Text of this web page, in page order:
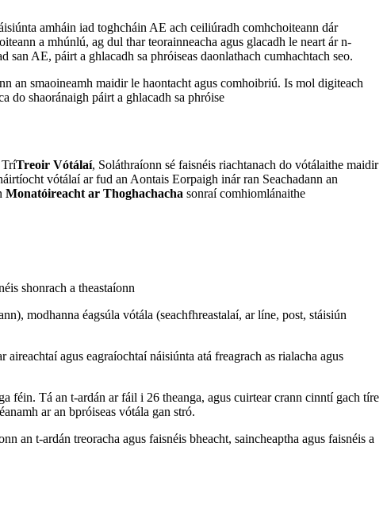
amháin iad toghcháin AE ach ceiliúradh comhchoiteann dár
a mhúnlú, ag dul thar teorainneacha agus glacadh le neart ár n-
AE, páirt a ghlacadh sa phróiseas daonlathach cumhachtach seo.
an smaoineamh maidir le haontacht agus comhoibriú. Is mol digiteach
do shaoránaigh páirt a ghlacadh sa phróise
TríTreoir Vótálaí, Soláthraíonn sé faisnéis riachtanach do vótálaithe maidir
vótálaí ar fud an Aontais Eorpaigh inár ran Seachadann an
Monatóireacht ar Thoghachacha sonraí comhiomlánaithe
shonrach a theastaíonn
modhanna éagsúla vótála (seachfhreastalaí, ar líne, post, stáisiún
agus eagraíochtaí náisiúnta atá freagrach as rialacha agus
féin. Tá an t-ardán ar fáil i 26 theanga, agus cuirtear crann cinntí gach tíre
ar an bpróiseas vótála gan stró.
an t-ardán treoracha agus faisnéis bheacht, saincheaptha agus faisnéis a